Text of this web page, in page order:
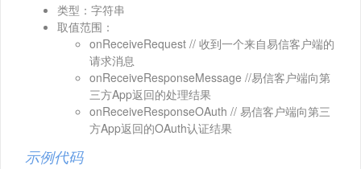
类型：字符串
取值范围：
onReceiveRequest // 收到一个来自易信客户端的
请求消息
onReceiveResponseMessage //易信客户端向第
三方App返回的处理结果
onReceiveResponseOAuth // 易信客户端向第三
方App返回的OAuth认证结果
示例代码